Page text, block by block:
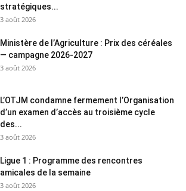
stratégiques...
3 août 2026
Ministère de l’Agriculture : Prix des céréales
— campagne 2026-2027
3 août 2026
L’OTJM condamne fermement l’Organisation
d’un examen d’accès au troisième cycle
des...
3 août 2026
Ligue 1 : Programme des rencontres
amicales de la semaine
3 août 2026